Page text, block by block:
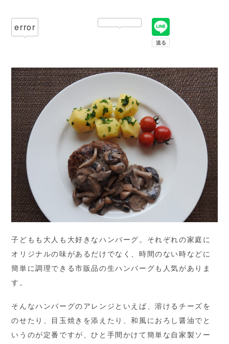
error
子どもも大人も大好きなハンバーグ。それぞれの家庭に
オリジナルの味があるだけでなく、時間のない時などに
簡単に調理できる市販品の生ハンバーグも人気がありま
す。
そんなハンバーグのアレンジといえば、溶けるチーズを
のせたり、目玉焼きを添えたり、和風におろし醤油でと
いうのが定番ですが、ひと手間かけて簡単な自家製ソー